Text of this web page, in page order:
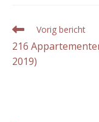
Lees
artikelen
Vorig bericht
216
2019)